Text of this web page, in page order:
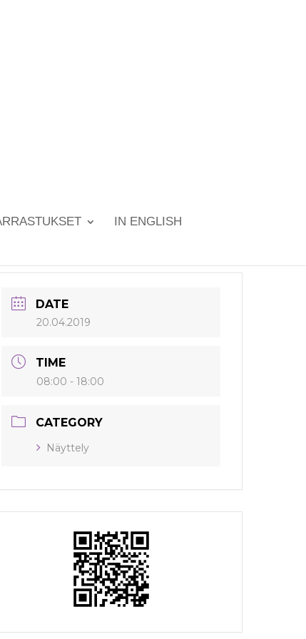
IN ENGLISH
DATE
20.04.2019
TIME
08:00 - 18:00
CATEGORY
Näyttely